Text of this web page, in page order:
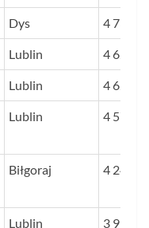
Dys 4 735
Lublin 4 627
Lublin 4 627
Lublin 4 570
Biłgoraj 4 240
Lublin 3 915